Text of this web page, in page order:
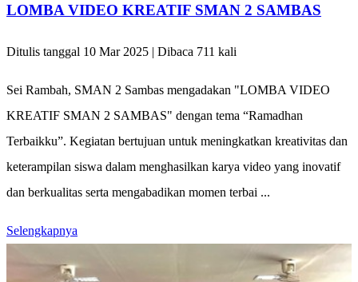
LOMBA VIDEO KREATIF SMAN 2 SAMBAS
Ditulis tanggal 10 Mar 2025 | Dibaca 711 kali
Sei Rambah, SMAN 2 Sambas mengadakan "LOMBA VIDEO
KREATIF SMAN 2 SAMBAS" dengan tema “Ramadhan
Terbaikku”. Kegiatan bertujuan untuk meningkatkan kreativitas dan
keterampilan siswa dalam menghasilkan karya video yang inovatif
dan berkualitas serta mengabadikan momen terbai ...
Selengkapnya